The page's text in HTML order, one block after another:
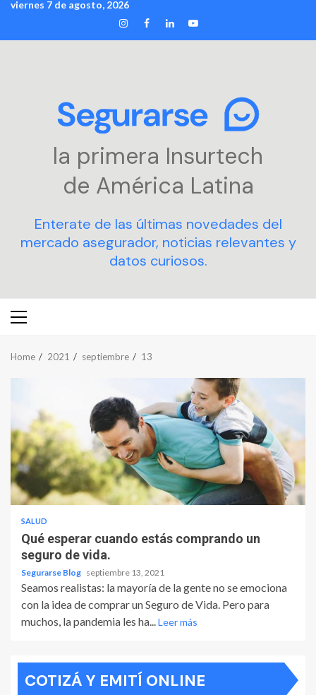
Skip
content
viernes 7 de agosto, 2026
INSTAGRAM
FACEBOOK
LINKEDIN
YOUTUBE
la primera Insurtech
de América Latina
Enterate de las últimas novedades del
mercado asegurador, noticias relevantes y
datos curiosos.
Primary
Home 2021 septiembre 13
SALUD
Qué esperar cuando estás comprando un
seguro de vida.
Segurarse Blog septiembre 13, 2021
Seamos realistas: la mayoría de la gente no se emociona
con la idea de comprar un Seguro de Vida. Pero para
muchos, la pandemia les ha...Leer más
COTIZÁ Y EMITÍ ONLINE